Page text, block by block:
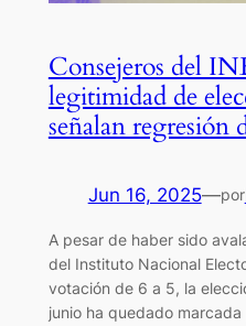
Consejeros del
legitimidad de
señalan regresión
Jun 16, 2025—por
A pesar de haber sido
del Instituto Nacional
votación de 6 a 5, la
junio ha quedado